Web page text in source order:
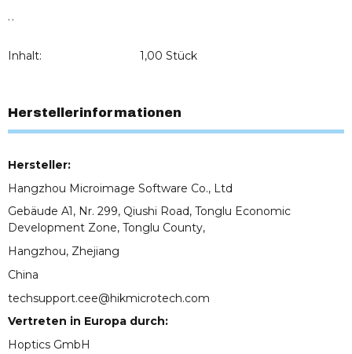
, ,
Inhalt: 1,00 Stück
Herstellerinformationen
Hersteller:
Hangzhou Microimage Software Co., Ltd
Gebäude A1, Nr. 299, Qiushi Road, Tonglu Economic
Development Zone, Tonglu County,
Hangzhou, Zhejiang
China
techsupport.cee@hikmicrotech.com
Vertreten in Europa durch:
Hoptics GmbH